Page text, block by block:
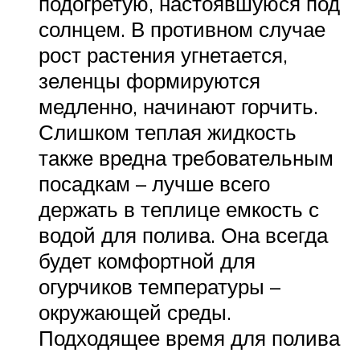
солнцем. В противном случае
рост растения угнетается,
зеленцы формируются
медленно, начинают горчить.
Слишком теплая жидкость
также вредна требовательным
посадкам – лучше всего
держать в теплице емкость с
водой для полива. Она всегда
будет комфортной для
огурчиков температуры –
окружающей среды.
Подходящее время для полива